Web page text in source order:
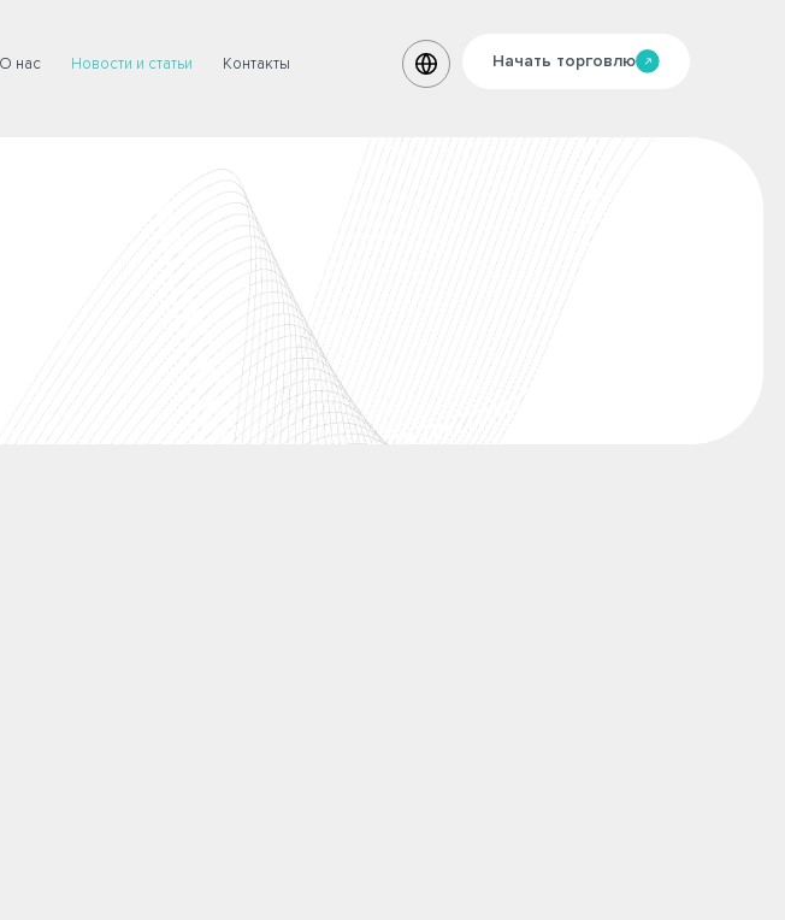
О нас Новости и статьи Контакты Начать торговлю